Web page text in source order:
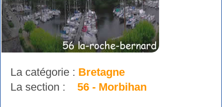
La catégorie : Bretagne
La section : 56 - Morbihan